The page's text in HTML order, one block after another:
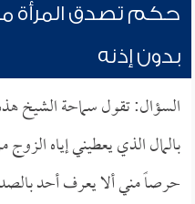
حكم تصدق المرأة
بدون إذنه
السؤال: تقول سماحة الشيخ
بالمال الذي يعطيني إياه
حرصاً مني ألا يعرف أحد